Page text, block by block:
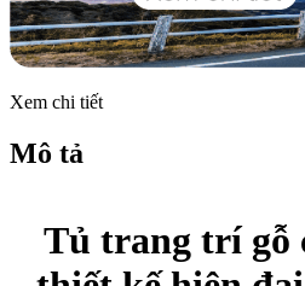
Xem chi tiết
Mô tả
Tủ trang trí gỗ